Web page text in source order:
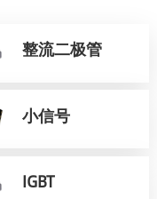
整流二极管
小信号
IGBT